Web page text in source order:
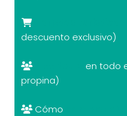
descuento exclusivo)
en todo
propina)
Cómo